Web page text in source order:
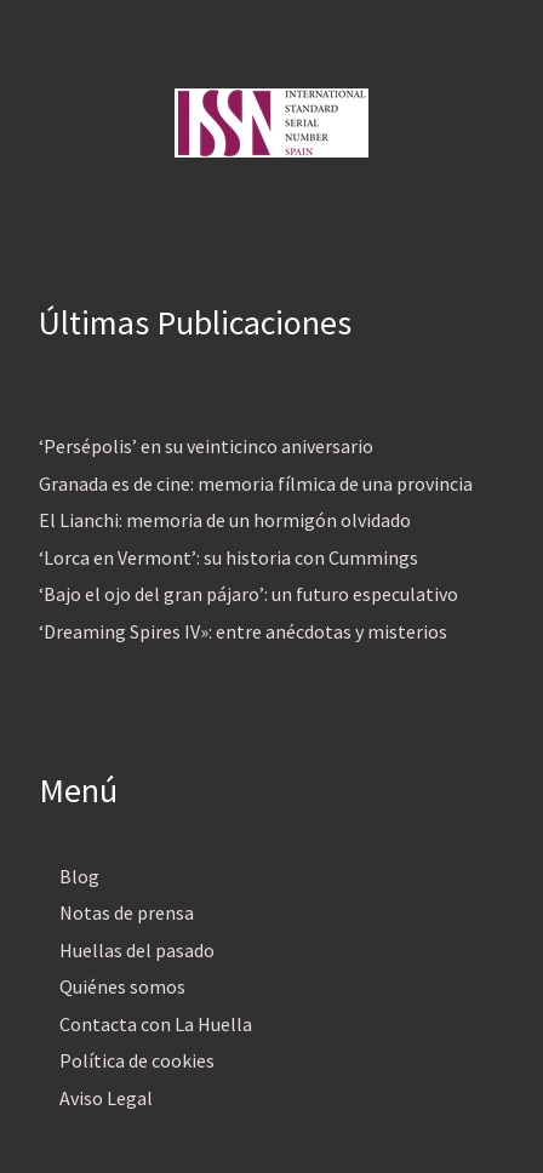
Últimas Publicaciones
‘Persépolis’ en su veinticinco aniversario
Granada es de cine: memoria fílmica de una provincia
El Lianchi: memoria de un hormigón olvidado
‘Lorca en Vermont’: su historia con Cummings
‘Bajo el ojo del gran pájaro’: un futuro especulativo
‘Dreaming Spires IV»: entre anécdotas y misterios
Menú
Blog
Notas de prensa
Huellas del pasado
Quiénes somos
Contacta con La Huella
Política de cookies
Aviso Legal